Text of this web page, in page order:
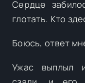
Сердце
глотать. Кто
Боюсь, ответ
Ужас выплыл